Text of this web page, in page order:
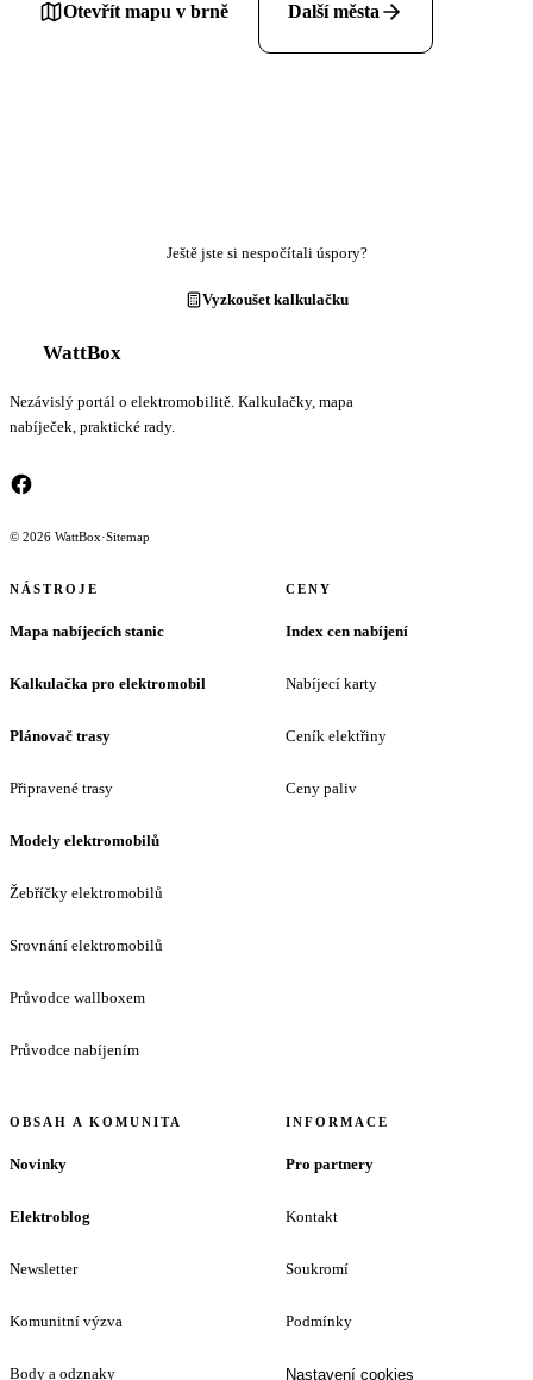
Otevřít mapu v brně Další města
Ještě jste si nespočítali úspory?
Vyzkoušet kalkulačku
WattBox
Nezávislý portál o elektromobilitě. Kalkulačky, mapa
nabíječek, praktické rady.
© 2026 WattBox·Sitemap
NÁSTROJE
Mapa nabíjecích stanic
Kalkulačka pro elektromobil
Plánovač trasy
Připravené trasy
Modely elektromobilů
Žebříčky elektromobilů
Srovnání elektromobilů
Průvodce wallboxem
Průvodce nabíjením
CENY
Index cen nabíjení
Nabíjecí karty
Ceník elektřiny
Ceny paliv
OBSAH A KOMUNITA
Novinky
Elektroblog
Newsletter
Komunitní výzva
Body a odznaky
INFORMACE
Pro partnery
Kontakt
Soukromí
Podmínky
Nastavení cookies